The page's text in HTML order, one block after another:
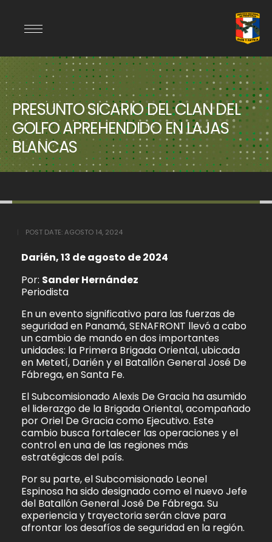
PRESUNTO SICARIO DEL CLAN DEL
GOLFO APREHENDIDO EN LAJAS
BLANCAS
POST DATE:AGOSTO 14, 2024
Darién, 13 de agosto de 2024
Por: Sander Hernández
Periodista
En un evento significativo para las fuerzas de
seguridad en Panamá, SENAFRONT llevó a cabo
un cambio de mando en dos importantes
unidades: la Primera Brigada Oriental, ubicada
en Metetí, Darién y el Batallón General José De
Fábrega, en Santa Fe.
El Subcomisionado Alexis De Gracia ha asumido
el liderazgo de la Brigada Oriental, acompañado
por Oriel De Gracia como Ejecutivo. Este
cambio busca fortalecer las operaciones y el
control en una de las regiones más
estratégicas del país.
Por su parte, el Subcomisionado Leonel
Espinosa ha sido designado como el nuevo Jefe
del Batallón General José De Fábrega. Su
experiencia y trayectoria serán clave para
afrontar los desafíos de seguridad en la región.